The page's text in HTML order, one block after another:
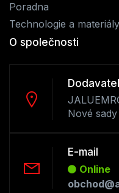
Poradna
Technologie a materiály
O společnosti
Dodavatel
Nové
E-mail
Online